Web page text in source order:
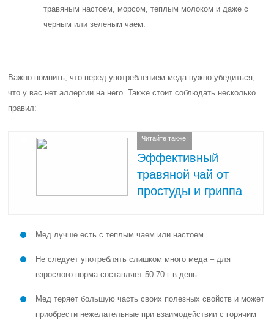
травяным настоем, морсом, теплым молоком и даже с
черным или зеленым чаем.
Важно помнить, что перед употреблением меда нужно убедиться,
что у вас нет аллергии на него. Также стоит соблюдать несколько
правил:
Читайте также:
Эффективный
травяной чай от
простуды и гриппа
Мед лучше есть с теплым чаем или настоем.
Не следует употреблять слишком много меда – для
взрослого норма составляет 50-70 г в день.
Мед теряет большую часть своих полезных свойств и может
приобрести нежелательные при взаимодействии с горячим